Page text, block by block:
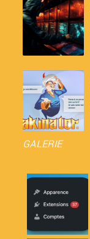
GALERIE